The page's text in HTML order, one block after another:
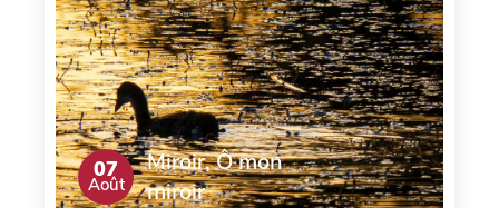
07
Août
Miroir, Ô mon
miroir